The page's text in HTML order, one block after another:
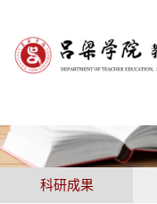
科研成果